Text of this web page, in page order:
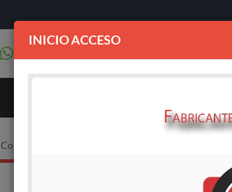
Compresores
INICIO ACCESO